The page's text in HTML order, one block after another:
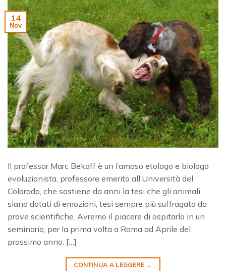
14
Nov
Il professor Marc Bekoff è un famoso etologo e biologo
evoluzionista, professore emerito all’Università del
Colorado, che sostiene da anni la tesi che gli animali
siano dotati di emozioni, tesi sempre più suffragata da
prove scientifiche. Avremo il piacere di ospitarlo in un
seminario, per la prima volta a Roma ad Aprile del
prossimo anno. […]
CONTINUA A LEGGERE →